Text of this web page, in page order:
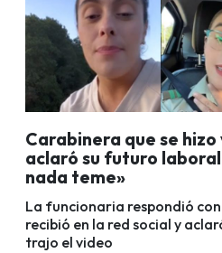
Carabinera que se
aclaró su futuro
nada teme»
La funcionaria respondió
recibió en la red social y
trajo el video